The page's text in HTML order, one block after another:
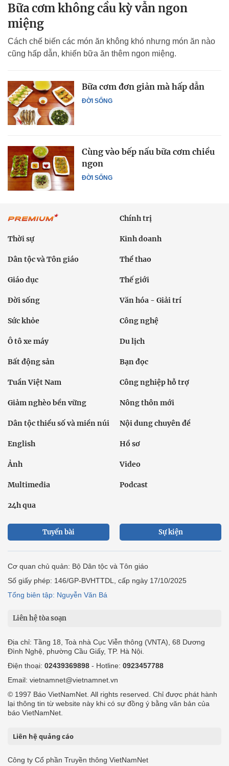
Bữa cơm không cầu kỳ vẫn ngon
miệng
Cách chế biến các món ăn không khó nhưng món ăn nào
cũng hấp dẫn, khiến bữa ăn thêm ngon miệng.
ĐỜI SỐNG
Bữa cơm đơn giản mà hấp dẫn
ĐỜI SỐNG
Cùng vào bếp nấu bữa cơm chiều
ngon
Chính trị
Thời sự Kinh doanh
Dân tộc và Tôn giáo Thể thao
Giáo dục Thế giới
Đời sống Văn hóa - Giải trí
Sức khỏe Công nghệ
Ô tô xe máy Du lịch
Bất động sản Bạn đọc
Tuần Việt Nam Công nghiệp hỗ trợ
Giảm nghèo bền vững Nông thôn mới
Dân tộc thiểu số và miền núi Nội dung chuyên đề
English Hồ sơ
Ảnh Video
Multimedia Podcast
24h qua
Tuyến bài Sự kiện
Cơ quan chủ quản: Bộ Dân tộc và Tôn giáo
Số giấy phép: 146/GP-BVHTTDL, cấp ngày 17/10/2025
Tổng biên tập: Nguyễn Văn Bá
Liên hệ tòa soạn
Địa chỉ: Tầng 18, Toà nhà Cục Viễn thông (VNTA), 68 Dương
Đình Nghệ, phường Cầu Giấy, TP. Hà Nội.
Điện thoại: 02439369898 - Hotline: 0923457788
Email: vietnamnet@vietnamnet.vn
© 1997 Báo VietNamNet. All rights reserved. Chỉ được phát hành
lại thông tin từ website này khi có sự đồng ý bằng văn bản của
báo VietNamNet.
Liên hệ quảng cáo
Công ty Cổ phần Truyền thông VietNamNet